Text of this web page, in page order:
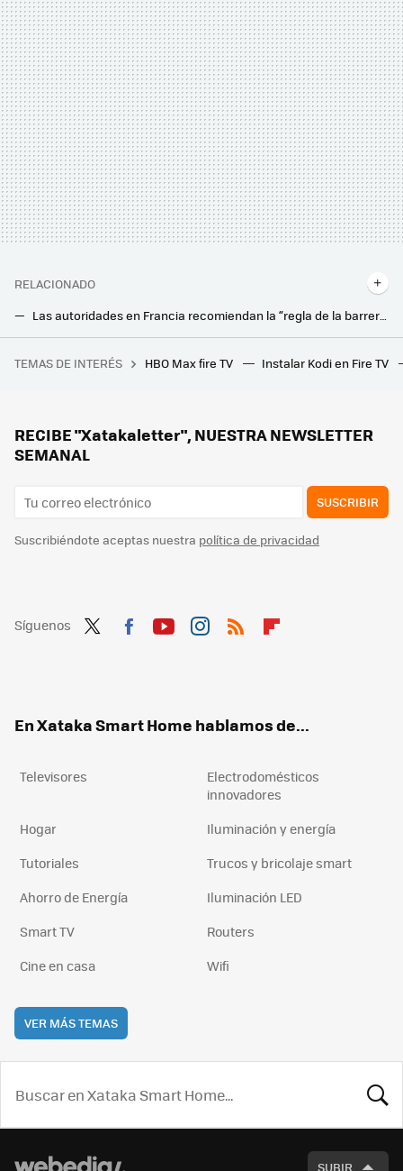
RELACIONADO
“Usar aire acondicionado toda la noche puede ser tan barato como el café de la mañana”, según Alex Bermudez, asesor energético
El mapa definitivo del eclipse del 12 de agosto: consulta aquí la duración y la previsión en cada municipio de España
TEMAS DE INTERÉS HBO Max fire TV Instalar Kodi en Fire TV
RECIBE "Xatakaletter", NUESTRA NEWSLETTER
SEMANAL
SUSCRIBIR
Suscribiéndote aceptas nuestra política de privacidad
Síguenos
En Xataka Smart Home hablamos de...
Televisores
Electrodomésticos
innovadores
Hogar
Iluminación y energía
Tutoriales
Trucos y bricolaje smart
Ahorro de Energía
Iluminación LED
Smart TV
Routers
Cine en casa
Wifi
VER MÁS TEMAS
SUBIR